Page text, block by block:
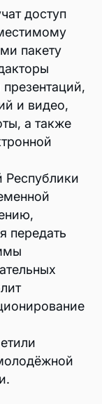
доступ
пакету
и видео,
а также
передать